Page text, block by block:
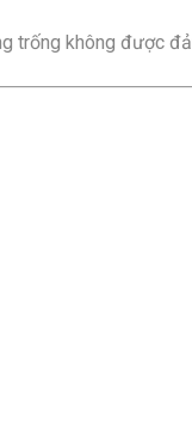
trống không được